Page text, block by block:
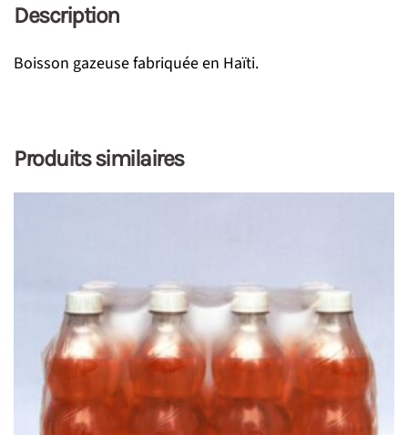
Description
Boisson gazeuse fabriquée en Haïti.
Produits similaires